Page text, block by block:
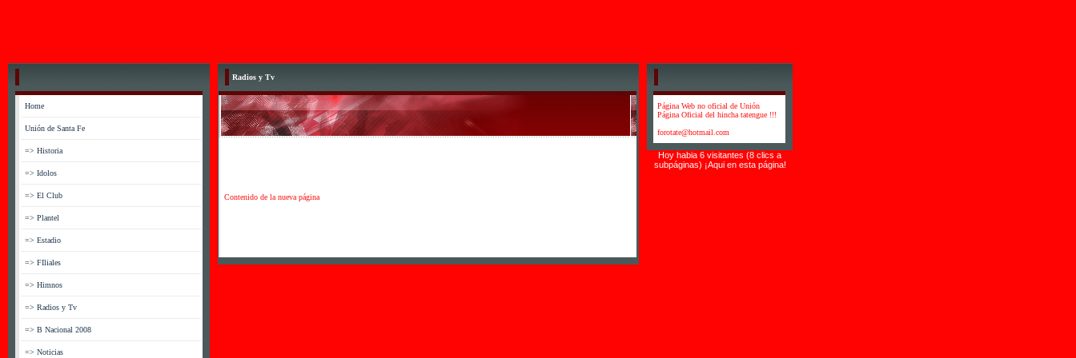
Home
Unión de Santa Fe
=> Historia
=> Idolos
=> El Club
=> Plantel
=> Estadio
=> FIliales
=> Himnos
=> Radios y Tv
=> B Nacional 2008
=> Noticias
Radios y Tv
Contenido de la nueva página
Página Web no oficial de Unión
Página Oficial del hincha tatengue !!!
forotate@hotmail.com
Hoy habia 6 visitantes (8 clics a
subpáginas) ¡Aqui en esta página!